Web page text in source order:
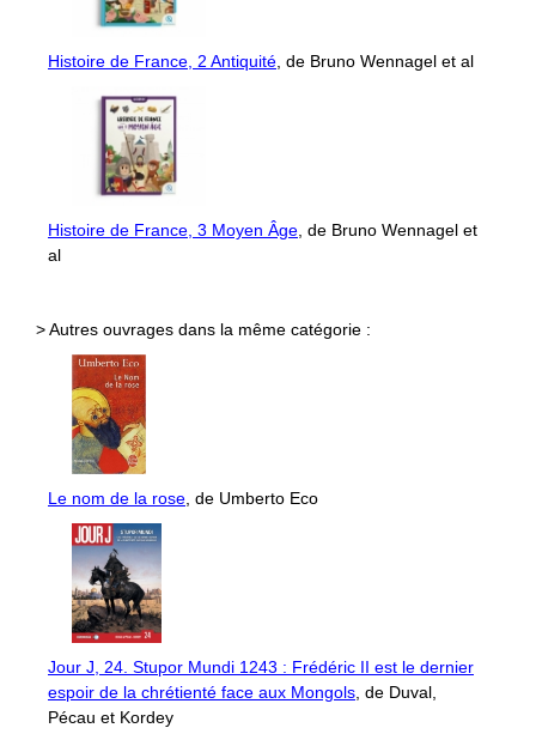
Histoire de France, 2 Antiquité, de Bruno Wennagel et al
Histoire de France, 3 Moyen Âge, de Bruno Wennagel et
al
> Autres ouvrages dans la même catégorie :
Le nom de la rose, de Umberto Eco
Jour J, 24. Stupor Mundi 1243 : Frédéric II est le dernier
espoir de la chrétienté face aux Mongols, de Duval,
Pécau et Kordey